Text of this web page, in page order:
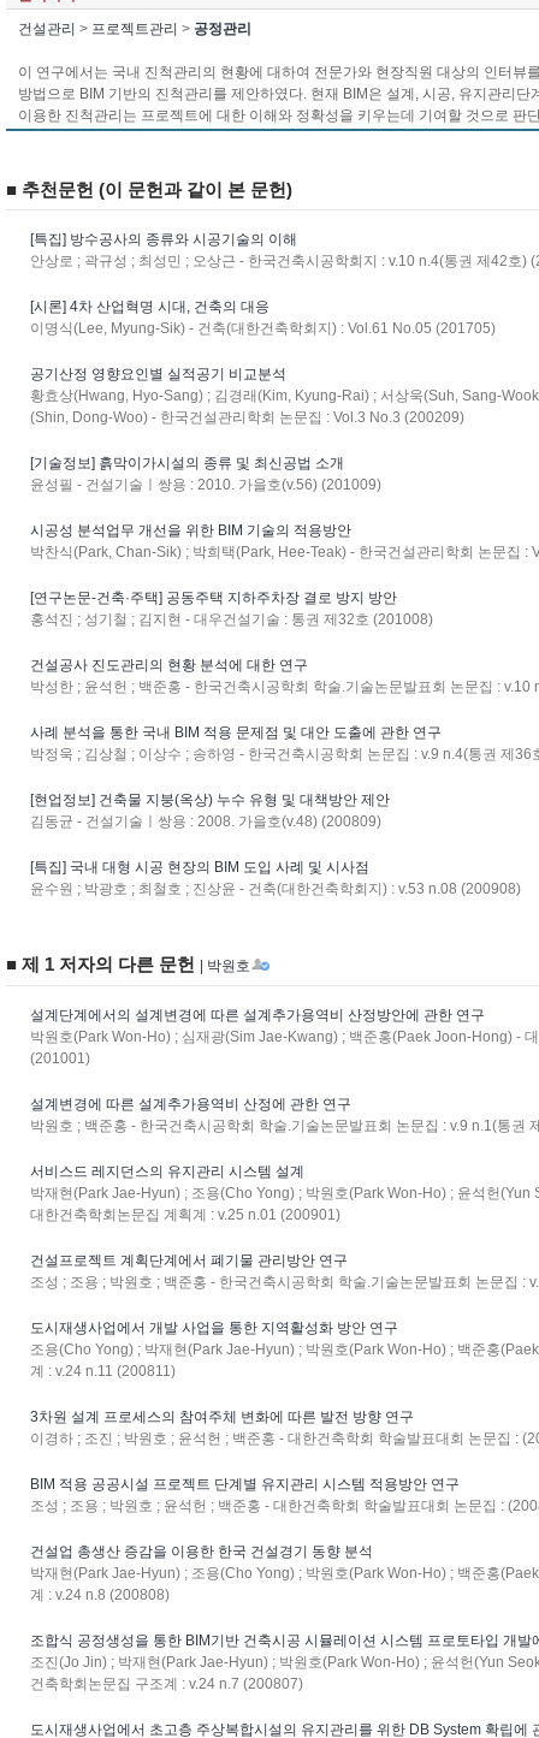
건설관리 > 프로젝트관리 > 공정관리
이 연구에서는 국내 진척관리의 현황에 대하여 전문가와 현장직원 대상의 인터뷰
방법으로 BIM 기반의 진척관리를 제안하였다. 현재 BIM은 설계, 시공, 유지관리
이용한 진척관리는 프로젝트에 대한 이해와 정확성을 키우는데 기여할 것으로 판
■ 추천문헌 (이 문헌과 같이 본 문헌)
[특집] 방수공사의 종류와 시공기술의 이해
안상로 ; 곽규성 ; 최성민 ; 오상근 - 한국건축시공학회지 : v.10 n.4(통권 제42호)
[시론] 4차 산업혁명 시대, 건축의 대응
이명식(Lee, Myung-Sik) - 건축(대한건축학회지) : Vol.61 No.05 (201705)
공기산정 영향요인별 실적공기 비교분석
황효상(Hwang, Hyo-Sang) ; 김경래(Kim, Kyung-Rai) ; 서상욱(Suh, Sang-
(Shin, Dong-Woo) - 한국건설관리학회 논문집 : Vol.3 No.3 (200209)
[기술정보] 흙막이가시설의 종류 및 최신공법 소개
윤성필 - 건설기술ㅣ쌍용 : 2010. 가을호(v.56) (201009)
시공성 분석업무 개선을 위한 BIM 기술의 적용방안
박찬식(Park, Chan-Sik) ; 박희택(Park, Hee-Teak) - 한국건설관리학회 논문집 :
[연구논문-건축·주택] 공동주택 지하주차장 결로 방지 방안
홍석진 ; 성기철 ; 김지현 - 대우건설기술 : 통권 제32호 (201008)
건설공사 진도관리의 현황 분석에 대한 연구
박성한 ; 윤석헌 ; 백준홍 - 한국건축시공학회 학술.기술논문발표회 논문집 :
사례 분석을 통한 국내 BIM 적용 문제점 및 대안 도출에 관한 연구
박정욱 ; 김상철 ; 이상수 ; 송하영 - 한국건축시공학회 논문집 : v.9 n.4(통권 제36
[현업정보] 건축물 지붕(옥상) 누수 유형 및 대책방안 제안
김동균 - 건설기술ㅣ쌍용 : 2008. 가을호(v.48) (200809)
[특집] 국내 대형 시공 현장의 BIM 도입 사례 및 시사점
윤수원 ; 박광호 ; 최철호 ; 진상윤 - 건축(대한건축학회지) : v.53 n.08 (200908)
■ 제 1 저자의 다른 문헌 | 박원호
설계단계에서의 설계변경에 따른 설계추가용역비 산정방안에 관한 연구
박원호(Park Won-Ho) ; 심재광(Sim Jae-Kwang) ; 백준홍(Paek Joon-Hong) -
(201001)
설계변경에 따른 설계추가용역비 산정에 관한 연구
박원호 ; 백준홍 - 한국건축시공학회 학술.기술논문발표회 논문집 : v.9 n.1(통권
서비스드 레지던스의 유지관리 시스템 설계
박재현(Park Jae-Hyun) ; 조용(Cho Yong) ; 박원호(Park Won-Ho) ; 윤석헌
대한건축학회논문집 계획계 : v.25 n.01 (200901)
건설프로젝트 계획단계에서 폐기물 관리방안 연구
조성 ; 조용 ; 박원호 ; 백준홍 - 한국건축시공학회 학술.기술논문발표회 논문집 :
도시재생사업에서 개발 사업을 통한 지역활성화 방안 연구
조용(Cho Yong) ; 박재현(Park Jae-Hyun) ; 박원호(Park Won-Ho) ; 백준홍
계 : v.24 n.11 (200811)
3차원 설계 프로세스의 참여주체 변화에 따른 발전 방향 연구
이경하 ; 조진 ; 박원호 ; 윤석헌 ; 백준홍 - 대한건축학회 학술발표대회 논문집 :
BIM 적용 공공시설 프로젝트 단계별 유지관리 시스템 적용방안 연구
조성 ; 조용 ; 박원호 ; 윤석헌 ; 백준홍 - 대한건축학회 학술발표대회 논문집 :
건설업 총생산 증감을 이용한 한국 건설경기 동향 분석
박재현(Park Jae-Hyun) ; 조용(Cho Yong) ; 박원호(Park Won-Ho) ; 백준홍
계 : v.24 n.8 (200808)
조합식 공정생성을 통한 BIM기반 건축시공 시뮬레이션 시스템 프로토타입 개발
조진(Jo Jin) ; 박재현(Park Jae-Hyun) ; 박원호(Park Won-Ho) ; 윤석헌(Yun
건축학회논문집 구조계 : v.24 n.7 (200807)
도시재생사업에서 초고층 주상복합시설의 유지관리를 위한 DB System 확립에